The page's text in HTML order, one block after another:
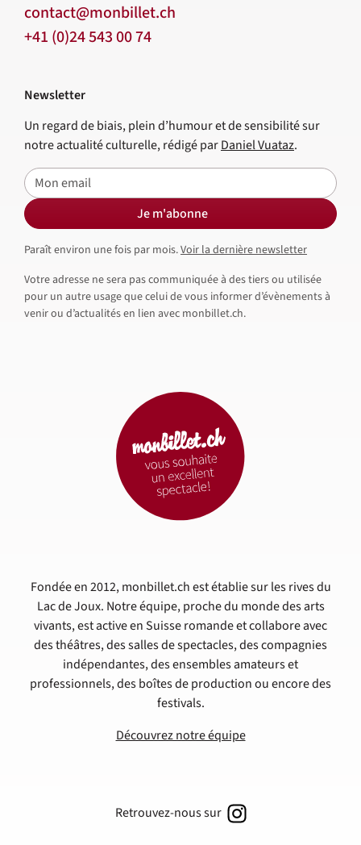
contact@monbillet.ch
+41 (0)24 543 00 74
Fondée en 2012, monbillet.ch est établie sur les rives du
Lac de Joux. Notre équipe, proche du monde des arts
vivants, est active en Suisse romande et collabore avec
des théâtres, des salles de spectacles, des compagnies
indépendantes, des ensembles amateurs et
professionnels, des boîtes de production ou encore des
festivals.
Découvrez notre équipe
Newsletter
Un regard de biais, plein d’humour et de sensibilité sur
notre actualité culturelle, rédigé parDaniel Vuataz.
E-mail
Je m'abonne
Paraît environ une fois par mois.Voir la dernière newsletter
Votre adresse ne sera pas communiquée à des tiers ou utilisée
pour un autre usage que celui de vous informer d’évènements à
venir ou d’actualités en lien avec monbillet.ch.
Retrouvez-nous sur